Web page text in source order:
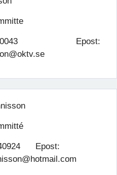
7840043 Epost:
Epost: